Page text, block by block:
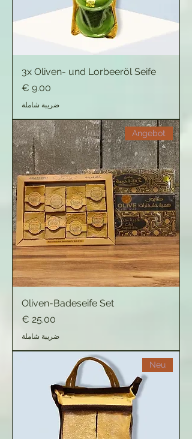
3x Oliven- und Lorbeeröl Seife
السعر
ضريبة شاملة
Angebot
Oliven-Badeseife Set
السعر
ضريبة شاملة
Neu